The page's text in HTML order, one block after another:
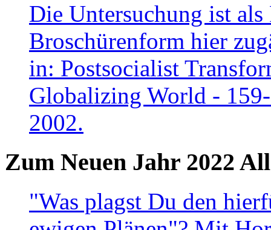
Die Untersuchung ist
Broschürenform hier
in: Postsocialist
Globalizing World -
2002.
Zum Neuen Jahr 2022
"Was plagst Du den